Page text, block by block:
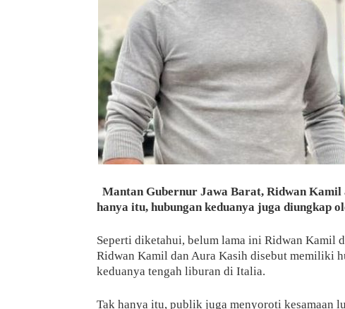
Mantan Gubernur Jawa Barat, Ridwan
hanya itu, hubungan keduanya juga diungkap
Seperti diketahui, belum lama ini Ridwan Kamil
Ridwan Kamil dan Aura Kasih disebut memiliki
keduanya tengah liburan di Italia.
Tak hanya itu, publik juga menyoroti kesamaan